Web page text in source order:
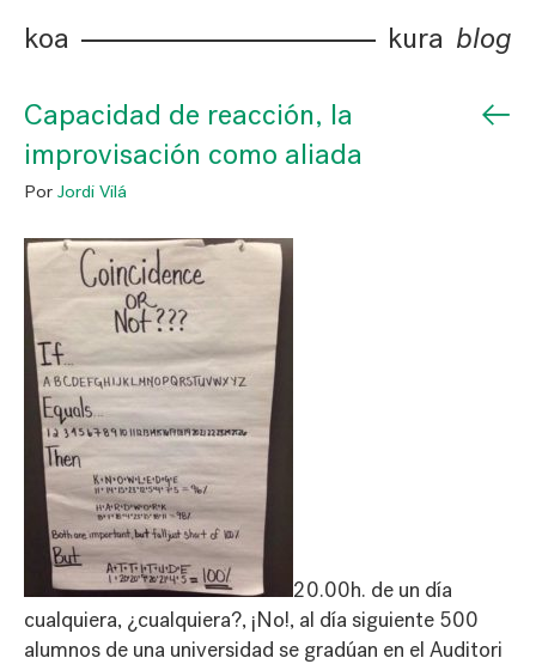
koa kura blog
Capacidad de reacción, la
improvisación como aliada
←
Por Jordi Vilá
20.00h. de un día
cualquiera, ¿cualquiera?, ¡No!, al día siguiente 500
alumnos de una universidad se gradúan en el Auditori